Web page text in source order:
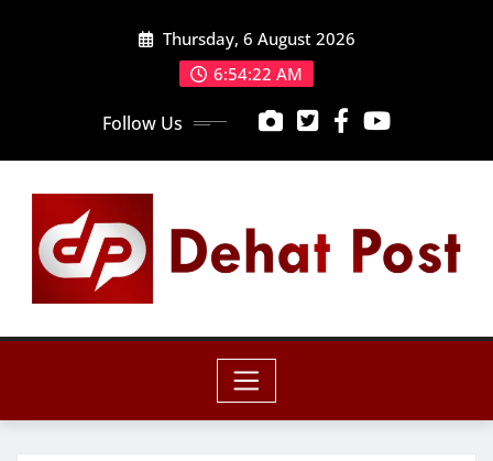
Thursday, 6 August 2026
6:54:24 AM
Follow Us